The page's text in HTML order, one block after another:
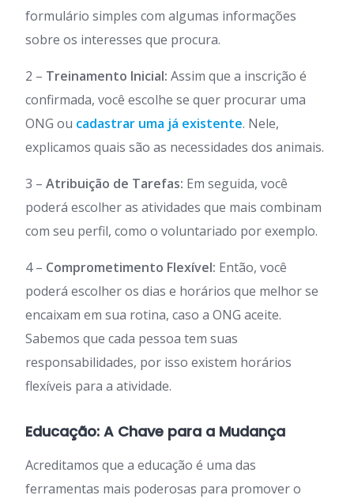
formulário simples com algumas informações
sobre os interesses que procura.
2 – Treinamento Inicial: Assim que a inscrição é
confirmada, você escolhe se quer procurar uma
ONG ou cadastrar uma já existente. Nele,
explicamos quais são as necessidades dos animais.
3 – Atribuição de Tarefas: Em seguida, você
poderá escolher as atividades que mais combinam
com seu perfil, como o voluntariado por exemplo.
4 – Comprometimento Flexível: Então, você
poderá escolher os dias e horários que melhor se
encaixam em sua rotina, caso a ONG aceite.
Sabemos que cada pessoa tem suas
responsabilidades, por isso existem horários
flexíveis para a atividade.
Educação: A Chave para a Mudança
Acreditamos que a educação é uma das
ferramentas mais poderosas para promover o